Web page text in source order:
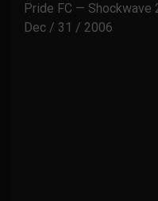
Pride FC — Shockwave
Dec / 31 / 2006